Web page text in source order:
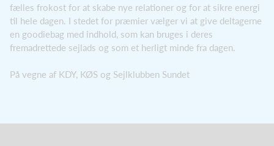
fælles frokost for at skabe nye relationer og for at sikre energi
til hele dagen. I stedet for præmier vælger vi at give deltagerne
en goodiebag med indhold, som kan bruges i deres
fremadrettede sejlads og som et herligt minde fra dagen.
På vegne af KDY, KØS og Sejlklubben Sundet